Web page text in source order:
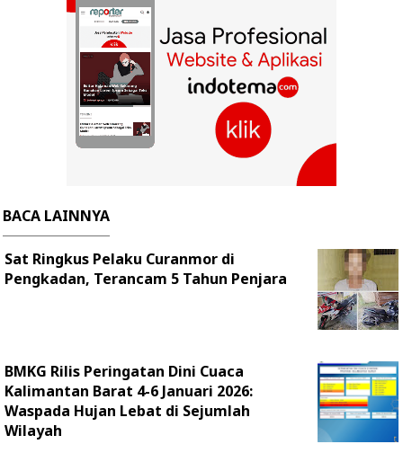
BACA LAINNYA
Sat Ringkus Pelaku Curanmor di
Pengkadan, Terancam 5 Tahun Penjara
BMKG Rilis Peringatan Dini Cuaca
Kalimantan Barat 4-6 Januari 2026:
Waspada Hujan Lebat di Sejumlah
Wilayah